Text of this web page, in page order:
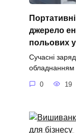
джерело
польових
Сучасні
обладнанням
0 19